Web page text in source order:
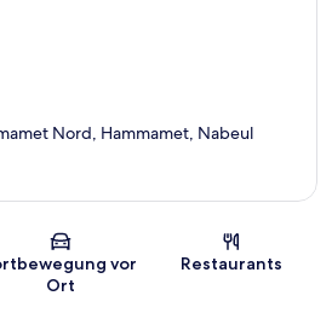
Nord, Hammamet, Nabeul
vor
Ort
Restaurants